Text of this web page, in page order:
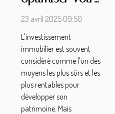
investissement
l'immobilier
23 avril 2025 09:50
L'investissement
immobilier est souvent
considéré comme l'un des
moyens les plus sûrs et les
plus rentables pour
développer son
patrimoine. Mais